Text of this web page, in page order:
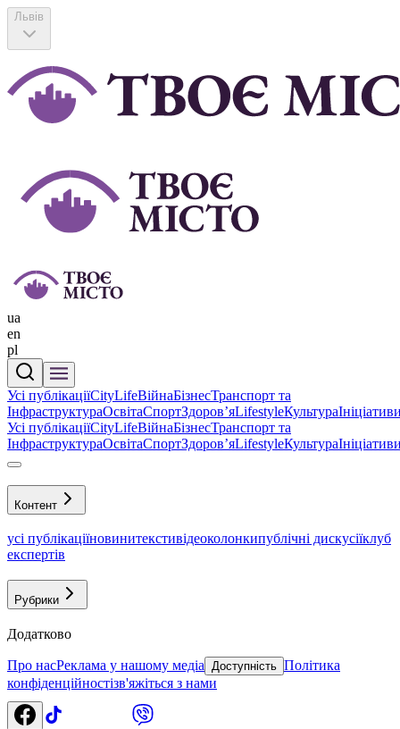
Львів
ua
en
pl
Усі публікаціїCityLifeВійнаБізнесТранспорт та
ІнфраструктураОсвітаСпортЗдоровʼяLifestyleКультура
Усі публікаціїCityLifeВійнаБізнесТранспорт та
ІнфраструктураОсвітаСпортЗдоровʼяLifestyleКультура
Контент
усі публікаціїновинитекстивідеоколонкипублічні дискусіїклуб
експертів
Рубрики
Додатково
Про насРеклама у нашому медіа Доступність Політика
конфіденційностізв'яжіться з нами